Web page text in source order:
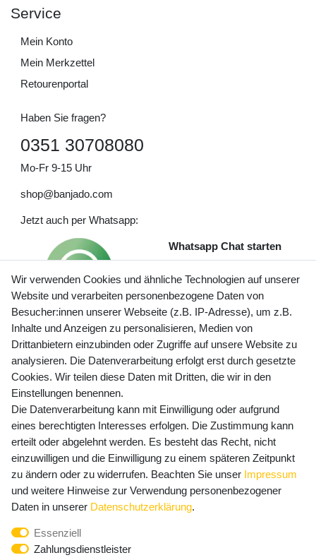
Service
Mein Konto
Mein Merkzettel
Retourenportal
Haben Sie fragen?
0351 30708080
Mo-Fr 9-15 Uhr
shop@banjado.com
Jetzt auch per Whatsapp:
Whatsapp Chat starten
Preisangaben inkl. gesetzl. MwSt. und zzgl. Service- und
Versandkosten
Newsletter Anmeldung - Keine Angebote
mehr verpassen!
E-MAIL **
Newsletter
Honig
Hiermit bestätige ich, dass ich dieDaten­schutz­erklärung
widerrufen.**
Wir verwenden Cookies und ähnliche Technologien auf unserer
Website und verarbeiten personenbezogene Daten von
Besucher:innen unserer Webseite (z.B. IP-Adresse), um z.B.
Inhalte und Anzeigen zu personalisieren, Medien von
Drittanbietern einzubinden oder Zugriffe auf unsere Website zu
analysieren. Die Datenverarbeitung erfolgt erst durch gesetzte
Cookies. Wir teilen diese Daten mit Dritten, die wir in den
Einstellungen benennen.
Die Datenverarbeitung kann mit Einwilligung oder aufgrund
eines berechtigten Interesses erfolgen. Die Zustimmung kann
erteilt oder abgelehnt werden. Es besteht das Recht, nicht
einzuwilligen und die Einwilligung zu einem späteren Zeitpunkt
zu ändern oder zu widerrufen. Beachten Sie unser Impressum
und weitere Hinweise zur Verwendung personenbezogener
Daten in unserer Daten­schutz­erklärung.
Essenziell
Zahlungsdienstleister